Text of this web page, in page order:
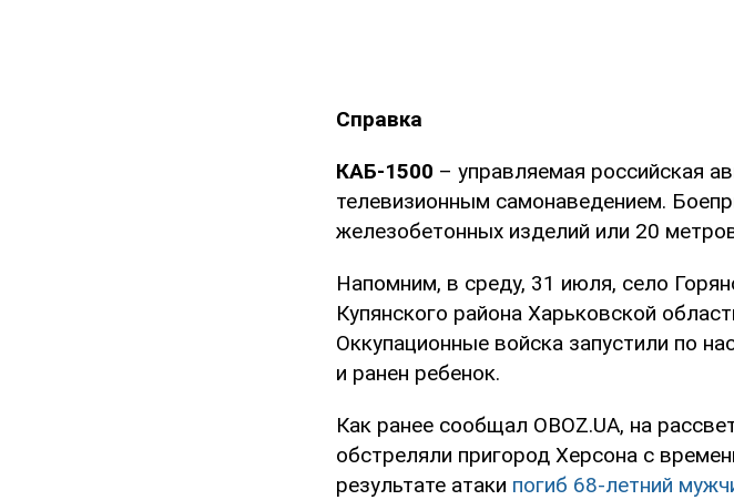
Справка
КАБ-1500 – управляемая российская
телевизионным самонаведением.
железобетонных изделий или 20
Напомним, в среду, 31 июля, село
Купянского района Харьковской
Оккупационные войска запустили по
и ранен ребенок.
Как ранее сообщал OBOZ.UA, на
обстреляли пригород Херсона с
результате атаки погиб 68-летний